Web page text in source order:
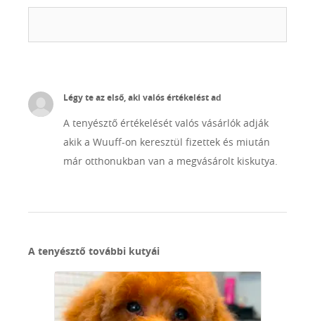
Légy te az első, aki valós értékelést ad
A tenyésztő értékelését valós vásárlók adják
akik a Wuuff-on keresztül fizettek és miután
már otthonukban van a megvásárolt kiskutya.
A tenyésztő további kutyái